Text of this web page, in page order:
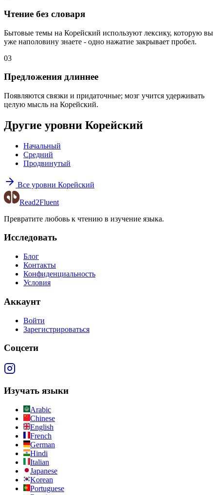
Чтение без словаря
Бытовые темы на Корейский используют лексику, которую вы
уже наполовину знаете - одно нажатие закрывает пробел.
03
Предложения длиннее
Появляются связки и придаточные; мозг учится удерживать
целую мысль на Корейский.
Другие уровни Корейский
Начальный
Средний
Продвинутый
Все уровни Корейский
Read2Fluent
Превратите любовь к чтению в изучение языка.
Исследовать
Блог
Контакты
Конфиденциальность
Условия
Аккаунт
Войти
Зарегистрироваться
Соцсети
Изучать языки
Arabic
Chinese
English
French
German
Hindi
Italian
Japanese
Korean
Portuguese